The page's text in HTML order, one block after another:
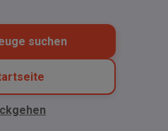
suchen